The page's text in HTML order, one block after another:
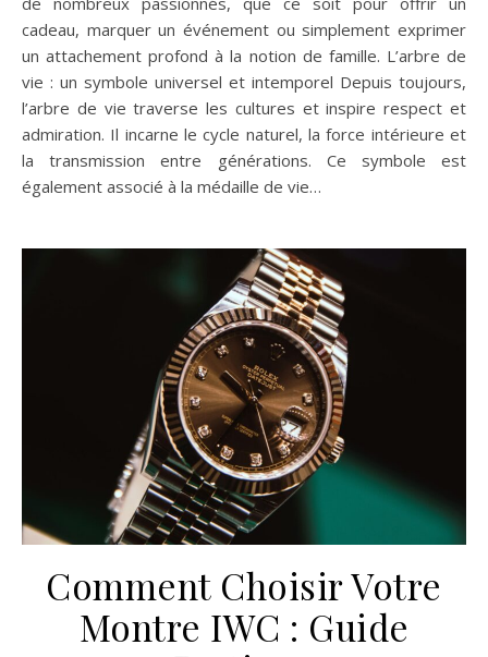
cadeau, marquer un événement ou simplement exprimer
un attachement profond à la notion de famille. L’arbre de
vie : un symbole universel et intemporel Depuis toujours,
l’arbre de vie traverse les cultures et inspire respect et
admiration. Il incarne le cycle naturel, la force intérieure et
la transmission entre générations. Ce symbole est
également associé à la médaille de vie…
Comment Choisir Votre
Montre IWC : Guide